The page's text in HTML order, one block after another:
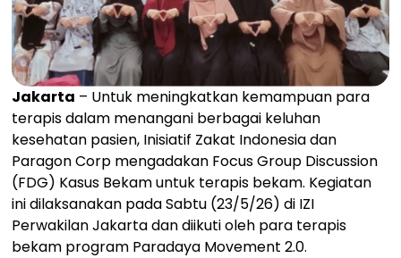
Jakarta – Untuk meningkatkan kemampuan para
terapis dalam menangani berbagai keluhan
kesehatan pasien, Inisiatif Zakat Indonesia dan
Paragon Corp mengadakan Focus Group Discussion
(FDG) Kasus Bekam untuk terapis bekam. Kegiatan
ini dilaksanakan pada Sabtu (23/5/26) di IZI
Perwakilan Jakarta dan diikuti oleh para terapis
bekam program Paradaya Movement 2.0.